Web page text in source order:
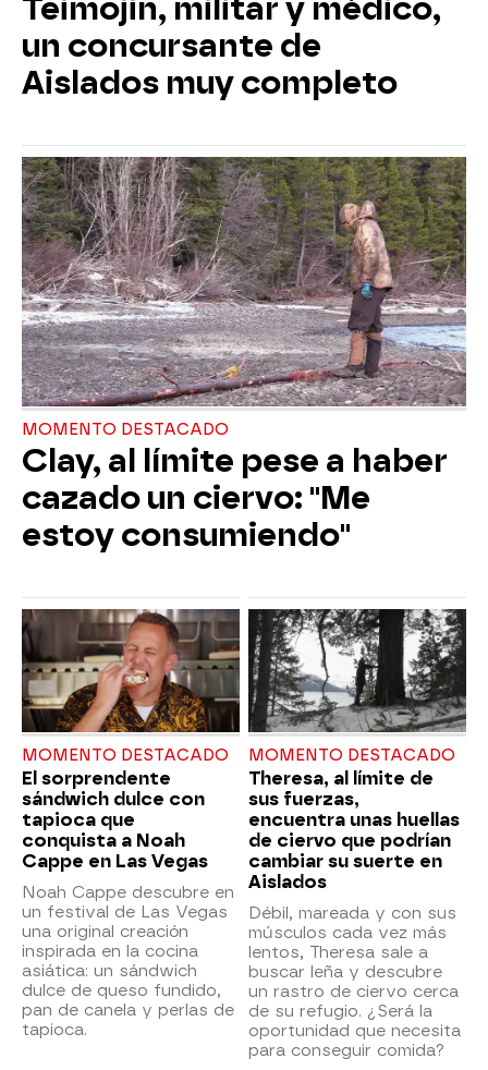
Teimojin, militar y médico,
un concursante de
Aislados muy completo
MOMENTO DESTACADO
Clay, al límite pese a haber
cazado un ciervo: "Me
estoy consumiendo"
MOMENTO DESTACADO
El sorprendente
sándwich dulce con
tapioca que
conquista a Noah
Cappe en Las Vegas
Noah Cappe descubre en
un festival de Las Vegas
una original creación
inspirada en la cocina
asiática: un sándwich
dulce de queso fundido,
pan de canela y perlas de
tapioca.
MOMENTO DESTACADO
Theresa, al límite de
sus fuerzas,
encuentra unas huellas
de ciervo que podrían
cambiar su suerte en
Aislados
Débil, mareada y con sus
músculos cada vez más
lentos, Theresa sale a
buscar leña y descubre
un rastro de ciervo cerca
de su refugio. ¿Será la
oportunidad que necesita
para conseguir comida?